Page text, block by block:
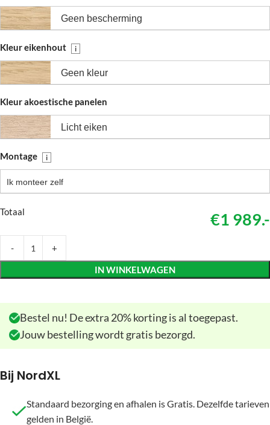
Geen bescherming
Kleur eikenhout i
Geen kleur
Kleur akoestische panelen
Licht eiken
Montage i
Ik monteer zelf
Totaal €1 989.-
IN WINKELWAGEN
Bestel nu! De extra 20% korting is al toegepast.
Jouw bestelling wordt gratis bezorgd.
Bij NordXL
Standaard bezorging en afhalen is Gratis. Dezelfde tarieven
gelden in België.